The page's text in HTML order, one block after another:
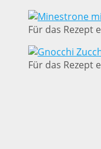
Für das Rezept
Für das Rezept